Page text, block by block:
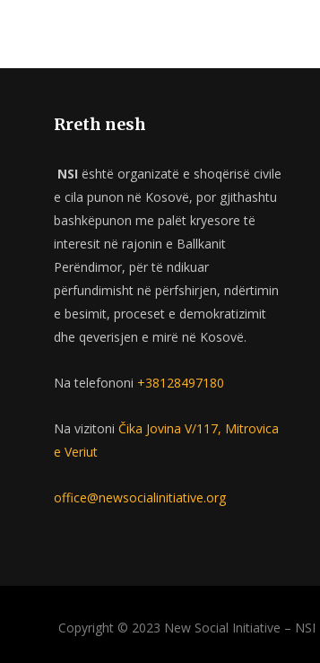
Rreth nesh
NSI është organizatë e shoqërisë civile
e cila punon në Kosovë, por gjithashtu
bashkëpunon me palët kryesore të
interesit në rajonin e Ballkanit
Perëndimor, për të ndikuar
përfundimisht në përfshirjen, ndërtimin
e besimit, proceset e demokratizimit
dhe qeverisjen e mirë në Kosovë.
Na telefononi +38128497180
Na vizitoni Čika Jovina V/117, Mitrovica
e Veriut
office@newsocialinitiative.org
Copyright © 2023 New Social Initiative – NSI